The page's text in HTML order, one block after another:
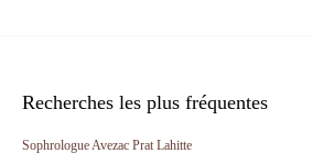
Recherches les plus fréquentes
Sophrologue Avezac Prat Lahitte